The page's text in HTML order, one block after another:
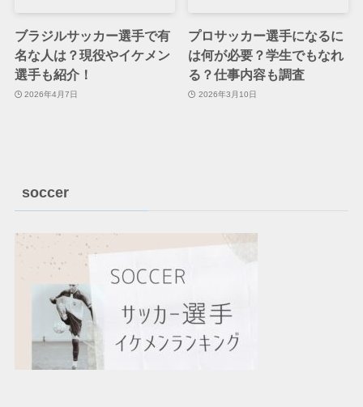
ブラジルサッカー選手で有
名な人は？現役やイケメン
選手も紹介！
2026年4月7日
プロサッカー選手になるに
は何が必要？学生でもなれ
る？仕事内容も調査
2026年3月10日
soccer